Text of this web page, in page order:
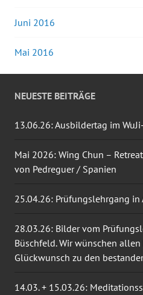
Juni 2016
Mai 2016
NEUESTE BEITRÄGE
13.06.26: Ausbildertag im
Mai 2026: Wing Chun –
von Pedreguer / Spanien
25.04.26: Prüfungslehrgang
28.03.26: Bilder vom
Büschfeld. Wir wünschen
Glückwunsch zu den
14.03. + 15.03.26: